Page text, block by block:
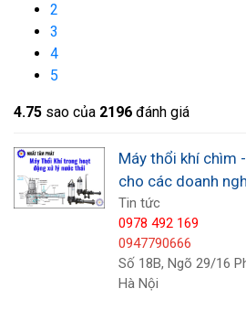
2
3
4
5
4.75 sao của 2196 đánh giá
Máy thổi khí chìm
cho các doanh
Tin tức
0978 492 169
0947790666
Số 18B, Ngõ 29/16
Hà Nội